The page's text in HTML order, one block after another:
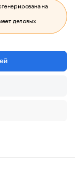
на
деловых